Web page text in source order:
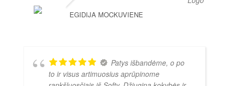
EGIDIJA MOCKUVIENE
Patys išbandėme, o po
to ir visus artimuosius aprūpinome